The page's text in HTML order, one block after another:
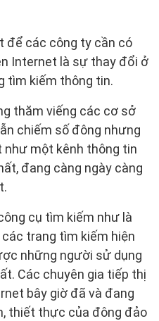
để các công ty cần có
Internet là sự thay đổi ở
tìm kiếm thông tin.
thăm viếng các cơ sở
chiếm số đông nhưng
một kênh thông tin
đang càng ngày càng
cụ tìm kiếm như là
trang tìm kiếm hiện
những người sử dụng
Các chuyên gia tiếp thị
bây giờ đã và đang
thiết thực của đông đảo